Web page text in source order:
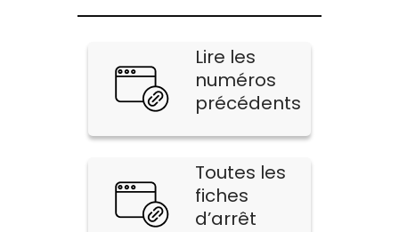
Lire les
numéros
précédents
Toutes les
fiches
d’arrêt